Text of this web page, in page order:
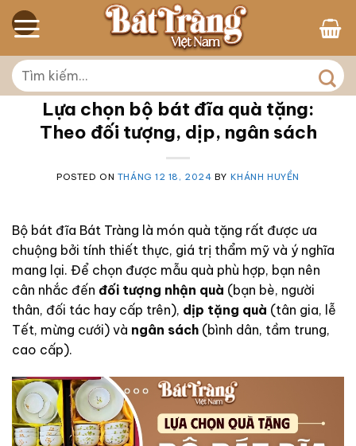
Skip
to
Tìm
kiếm:
Lựa chọn bộ bát đĩa quà tặng:
Theo đối tượng, dịp, ngân sách
POSTED ON THÁNG 12 18, 2024 BY KHÁNH HUYỀN
Bộ bát đĩa Bát Tràng là món quà tặng rất được ưa
chuộng bởi tính thiết thực, giá trị thẩm mỹ và ý nghĩa
mang lại. Để chọn được mẫu quà phù hợp, bạn nên
cân nhắc đến đối tượng nhận quà (bạn bè, người
thân, đối tác hay cấp trên), dịp tặng quà (tân gia, lễ
Tết, mừng cưới) và ngân sách (bình dân, tầm trung,
cao cấp).